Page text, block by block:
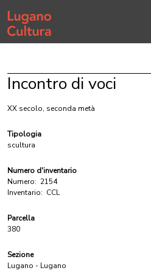
Home page
Incontro di voci
XX secolo, seconda metà
Tipologia
scultura
Numero d'inventario
Numero: 2154
Inventario: CCL
Parcella
380
Sezione
Lugano - Lugano